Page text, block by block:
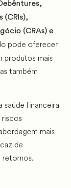
(CRIs),
(CRAs) e
pode oferecer
produtos mais
também
saúde financeira
mais
de
retornos.